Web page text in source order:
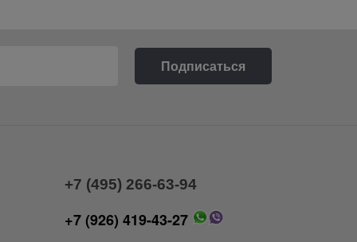
+7 (495) 266-63-94
+7 (926) 419-43-27